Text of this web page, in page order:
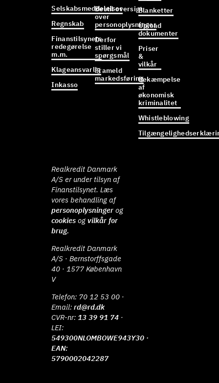
Selskabsmeddelelser
Regnskab
Finanstilsynets
redegørelse
m.m.
Klageansvarlig
Inkasso
Bestil oversigt
over
personoplysninger
Derfor
stiller vi
spørgsmål
Frameld
markedsføring
Blanketter
Upload
dokumenter
Priser
&
vilkår
Bekæmpelse
af
økonomisk
kriminalitet
Whistleblowing
Realkredit Danmark
A/S er under tilsyn af
Finanstilsynet. Læs
vores behandling af
personoplysninger og
cookies ogvilkår for
brug.
Realkredit Danmark
A/S · Bernstorffsgade
40 · 1577 København
V
Telefon: 70 12 53 00 ·
Email:rd@rd.dk
CVR-nr: 13 39 91 74 ·
LEI:
549300NLOMBOWE943Y30 ·
EAN:
5790002042287